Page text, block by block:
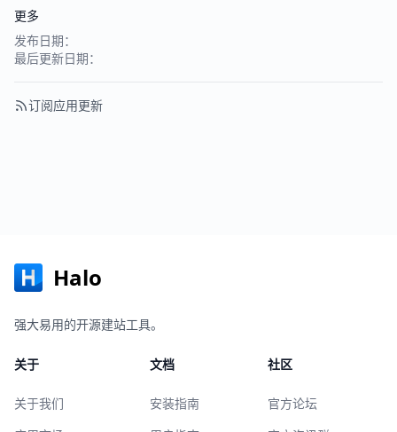
更多
发布日期：
最后更新日期：
订阅应用更新
Halo
强大易用的开源建站工具。
关于
关于我们
文档
安装指南
社区
官方论坛